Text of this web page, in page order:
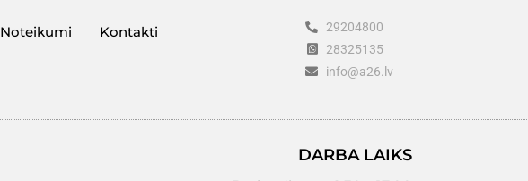
Noteikumi Kontakti
29204800
28325135
info@a26.lv
DARBA LAIKS